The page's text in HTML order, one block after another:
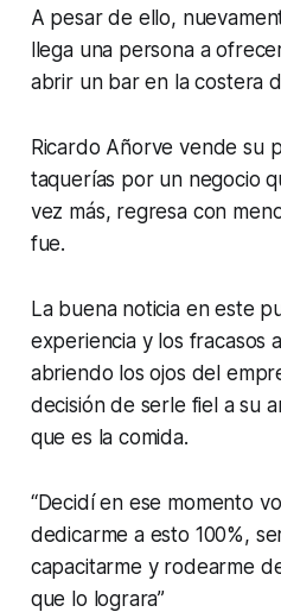
A pesar de ello,
llega una persona a
abrir un bar en la costera
Ricardo Añorve vende su
taquerías por un negocio
vez más, regresa con
fue.
La buena noticia en este
experiencia y los fracasos
abriendo los ojos del
decisión de serle fiel a su
que es la comida.
“Decidí en ese momento
dedicarme a esto 100%,
capacitarme y rodearme
que lo lograra”